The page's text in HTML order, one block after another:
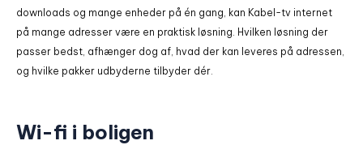
downloads og mange enheder på én gang, kan Kabel-tv internet
på mange adresser være en praktisk løsning. Hvilken løsning der
passer bedst, afhænger dog af, hvad der kan leveres på adressen,
og hvilke pakker udbyderne tilbyder dér.
Wi-fi i boligen